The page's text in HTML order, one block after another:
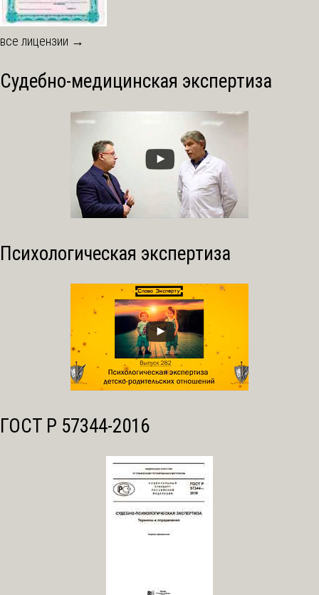
все лицензии →
Судебно-медицинская экспертиза
Психологическая экспертиза
ГОСТ Р 57344-2016